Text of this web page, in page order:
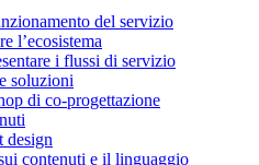
del servizio
l’ecosistema
i flussi di servizio
soluzioni
di co-progettazione
design
contenuti e il linguaggio